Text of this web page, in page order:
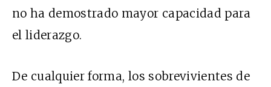
no ha demostrado mayor capacidad para
el liderazgo.
De cualquier forma, los sobrevivientes de